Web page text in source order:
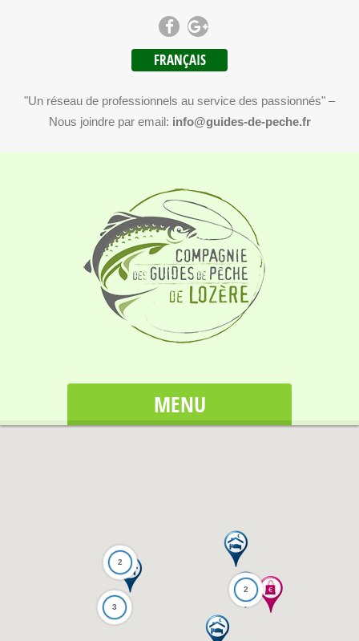
FRANÇAIS
"Un réseau de professionnels au service des passionnés" –
Nous joindre par email: info@guides-de-peche.fr
MENU
2
3
2